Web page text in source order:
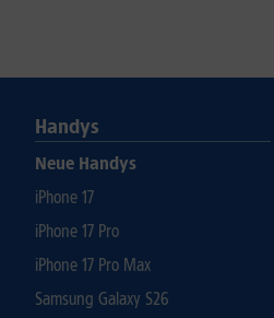
Handys
Neue Handys
iPhone 17
iPhone 17 Pro
iPhone 17 Pro Max
Samsung Galaxy S26